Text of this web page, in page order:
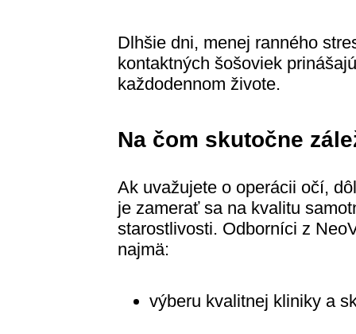
Dlhšie dni, menej ranného
kontaktných šošoviek
každodennom živote.
Na čom skutočne
Ak uvažujete o operácii očí,
je zamerať sa na kvalitu
starostlivosti. Odborníci z
najmä:
výberu kvalitnej kliniky a